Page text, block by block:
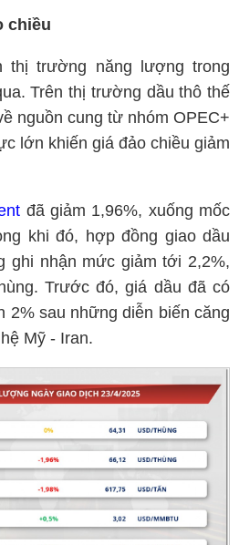
chiều
thị trường năng lượng trong
Trên thị trường dầu thô thế
nguồn cung từ nhóm OPEC+
lớn khiến giá đảo chiều giảm
đã giảm 1,96%, xuống mốc
khi đó, hợp đồng giao dầu
ghi nhận mức giảm tới 2,2%,
Trước đó, giá dầu đã có
2% sau những diễn biến căng
Mỹ - Iran.